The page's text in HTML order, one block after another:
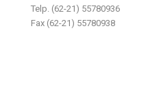
Telp. (62-21) 55780936
Fax (62-21) 55780938